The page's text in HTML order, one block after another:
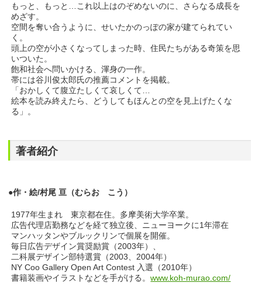
もっと、もっと…これ以上はのぞめないのに、さらなる成長を
めざす。
空間を奪い合うように、せいたかのっぽの家が建てられてい
く。
頭上の空が小さくなってしまった時、住民たちがある奇策を思
いついた。
飽和社会へ問いかける、渾身の一作。
帯には谷川俊太郎氏の推薦コメントを掲載。
「おかしくて腹立たしくて哀しくて…
絵本を読み終えたら、どうしてもほんとの空を見上げたくな
る」。
著者紹介
●作・絵/村尾 亘（むらお こう）
1977年生まれ 東京都在住。多摩美術大学卒業。
広告代理店勤務などを経て独立後、ニューヨークに1年滞在
マンハッタンやブルックリンで個展を開催。
毎日広告デザイン賞奨励賞（2003年）、
二科展デザイン部特選賞（2003、2004年）
NY Coo Gallery Open Art Contest 入選（2010年）
書籍装画やイラストなどを手がける。www.koh-murao.com/